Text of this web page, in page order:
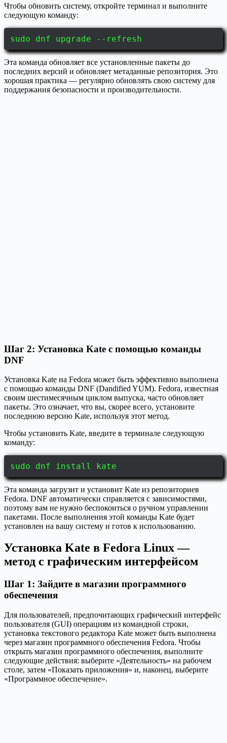
Чтобы обновить систему, откройте терминал и выполните
следующую команду:
sudo dnf upgrade --refresh
Эта команда обновляет все установленные пакеты до
последних версий и обновляет метаданные репозитория. Это
хорошая практика — регулярно обновлять свою систему для
поддержания безопасности и производительности.
Шаг 2: Установка Kate с помощью команды
DNF
Установка Kate на Fedora может быть эффективно выполнена
с помощью команды DNF (Dandified YUM). Fedora, известная
своим шестимесячным циклом выпуска, часто обновляет
пакеты. Это означает, что вы, скорее всего, установите
последнюю версию Kate, используя этот метод.
Чтобы установить Kate, введите в терминале следующую
команду:
sudo dnf install kate
Эта команда загрузит и установит Kate из репозиториев
Fedora. DNF автоматически справляется с зависимостями,
поэтому вам не нужно беспокоиться о ручном управлении
пакетами. После выполнения этой команды Kate будет
установлен на вашу систему и готов к использованию.
Установка Kate в Fedora Linux —
метод с графическим интерфейсом
Шаг 1: Зайдите в магазин программного
обеспечения
Для пользователей, предпочитающих графический интерфейс
пользователя (GUI) операциям из командной строки,
установка текстового редактора Kate может быть выполнена
через магазин программного обеспечения Fedora. Чтобы
открыть магазин программного обеспечения, выполните
следующие действия: выберите «Деятельность» на рабочем
столе, затем «Показать приложения» и, наконец, выберите
«Программное обеспечение».